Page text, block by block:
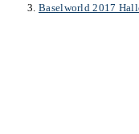
Baselworld 2017